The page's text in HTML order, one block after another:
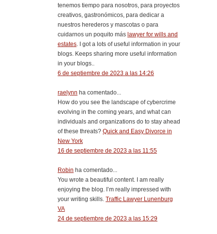
tenemos tiempo para nosotros, para proyectos
creativos, gastronómicos, para dedicar a
nuestros herederos y mascotas o para
cuidarnos un poquito más lawyer for wills and
estates. I got a lots of useful information in your
blogs. Keeps sharing more useful information
in your blogs..
6 de septiembre de 2023 a las 14:26
raelynn ha comentado...
How do you see the landscape of cybercrime
evolving in the coming years, and what can
individuals and organizations do to stay ahead
of these threats? Quick and Easy Divorce in
New York
16 de septiembre de 2023 a las 11:55
Robin ha comentado...
You wrote a beautiful content. I am really
enjoying the blog. I’m really impressed with
your writing skills. Traffic Lawyer Lunenburg
VA
24 de septiembre de 2023 a las 15:29